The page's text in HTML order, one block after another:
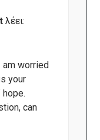
λέει:
am worried
your
can